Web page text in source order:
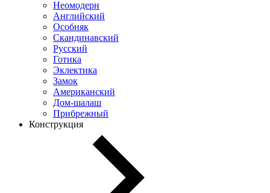
Неомодерн
Английский
Особняк
Скандинавский
Русский
Готика
Эклектика
Замок
Американский
Дом-шалаш
Прибрежный
Конструкция